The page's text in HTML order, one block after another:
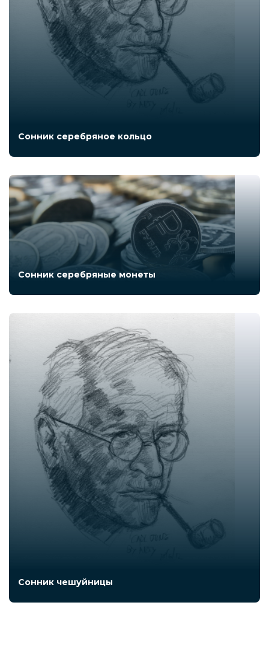
Сонник серебряное кольцо
Сонник серебряные монеты
Сонник чешуйницы